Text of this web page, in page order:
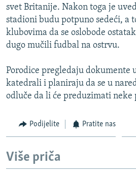
svet Britanije. Nakon toga je
stadioni budu potpuno sedeći, a
klubovima da se oslobode
dugo mučili fudbal na ostrvu.
Porodice pregledaju dokumente
katedrali i planiraju da se u
odluče da li će preduzimati neke
Podijelite Pratite nas
Više priča